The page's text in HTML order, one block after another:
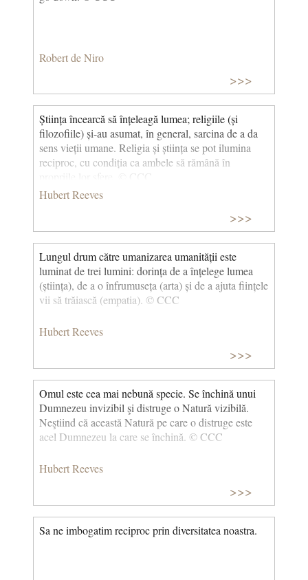
Robert de Niro
>>>
Știința încearcă să înțeleagă lumea; religiile (și
filozofiile) și-au asumat, în general, sarcina de a da
sens vieții umane. Religia și știința se pot ilumina
reciproc, cu condiția ca ambele să rămână în
Hubert Reeves
>>>
Lungul drum către umanizarea umanității este
luminat de trei lumini: dorința de a înțelege lumea
(știința), de a o înfrumuseța (arta) și de a ajuta ființele
vii să trăiască (empatia). © CCC
Hubert Reeves
>>>
Omul este cea mai nebună specie. Se închină unui
Dumnezeu invizibil şi distruge o Natură vizibilă.
Neştiind că această Natură pe care o distruge este
acel Dumnezeu la care se închină. © CCC
Hubert Reeves
>>>
Sa ne imbogatim reciproc prin diversitatea noastra.